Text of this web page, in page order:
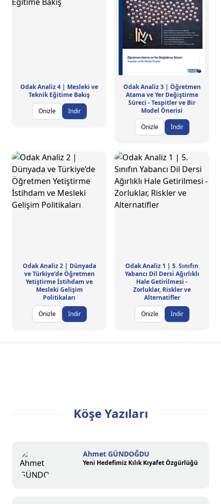
Odak Analiz 4 | Mesleki ve
Teknik Eğitime Bakış
Önizle
İndir
Odak Analiz 3 | Öğretmen
Atama ve Yer Değiştirme
Süreci - Tespitler ve Bir
Model Önerisi
Önizle
İndir
Odak Analiz 2 | Dünyada
ve Türkiye’de Öğretmen
Yetiştirme İstihdam ve
Mesleki Gelişim
Politikaları
Önizle
İndir
Odak Analiz 1 | 5. Sınıfın
Yabancı Dil Dersi Ağırlıklı
Hale Getirilmesi -
Zorluklar, Riskler ve
Alternatifler
Önizle
İndir
Köşe Yazıları
Ahmet GÜNDOĞDU
Yeni Hedefimiz Kılık Kıyafet Özgürlüğü